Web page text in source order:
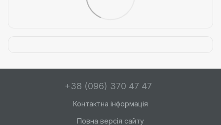
+38 (096) 370 47 47
Контактна інформація
Повна версія сайту